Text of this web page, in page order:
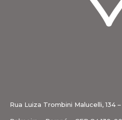
Rua Luiza Trombini Malucelli, 134